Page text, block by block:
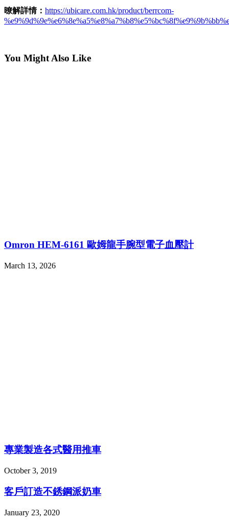
暸解詳情： https://ubicare.com.hk/product/berrcom-
You Might Also Like
Omron HEM-6161 歐姆龍手腕型電子血壓計
March 13, 2026
專業製造各式醫用推車
October 3, 2019
客戶訂造不銹鋼派奶車
January 23, 2020